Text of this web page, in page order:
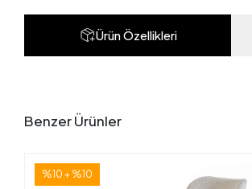
Ürün Özellikleri
Benzer Ürünler
%10 + %10